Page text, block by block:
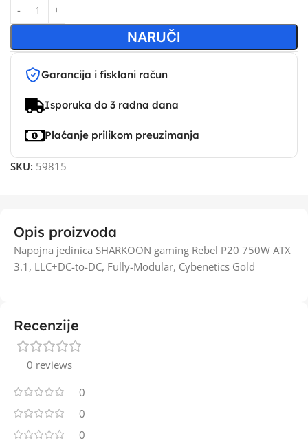
NARUČI
Garancija i fisklani račun
Isporuka do 3 radna dana
Plaćanje prilikom preuzimanja
SKU: 59815
Opis proizvoda
Napojna jedinica SHARKOON gaming Rebel P20 750W ATX
3.1, LLC+DC-to-DC, Fully-Modular, Cybenetics Gold
Recenzije
0 reviews
0
0
0